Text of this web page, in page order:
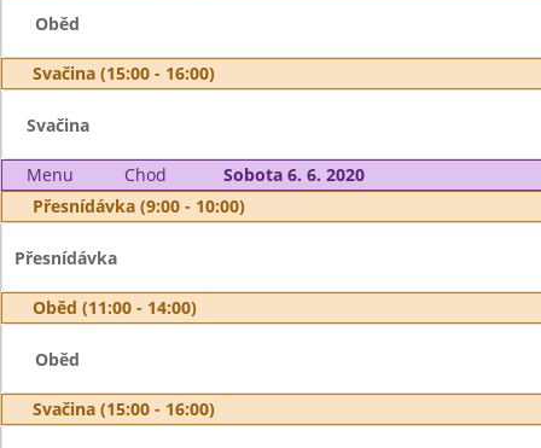
Oběd
Svačina (15:00 - 16:00)
Svačina
Menu Chod
Sobota 6. 6. 2020
Přesnídávka (9:00 - 10:00)
Přesnídávka
Oběd (11:00 - 14:00)
Oběd
Svačina (15:00 - 16:00)